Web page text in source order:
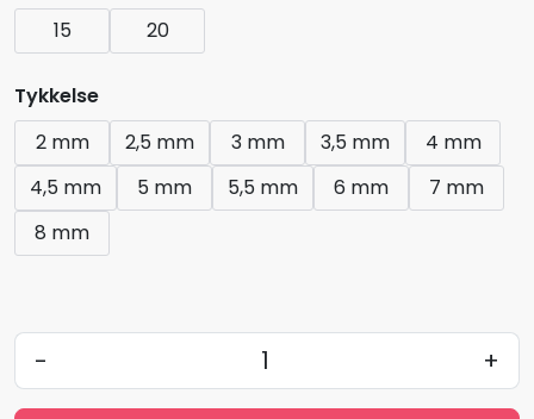
15
20
Tykkelse
2 mm
2,5 mm 3 mm 3,5 mm
4 mm
4,5 mm
5 mm 5,5 mm 6 mm
7 mm
8 mm
- +